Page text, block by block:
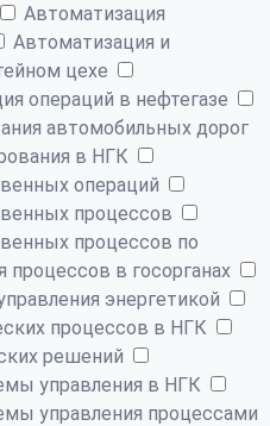
Автоматизация
Автоматизация и
цехе
операций в нефтегазе
автомобильных дорог
в НГК
операций
процессов
процессов по
процессов в госорганах
энергетикой
процессов в НГК
решений
управления в НГК
управления процессами